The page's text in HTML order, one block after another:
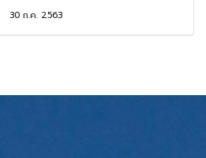
30 ก.ค. 2563